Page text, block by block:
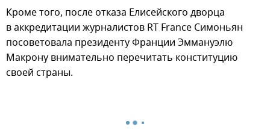
Кроме того, после отказа Елисейского дворца
в аккредитации журналистов RT France Симоньян
посоветовала президенту Франции Эммануэлю
Макрону внимательно перечитать конституцию
своей страны.